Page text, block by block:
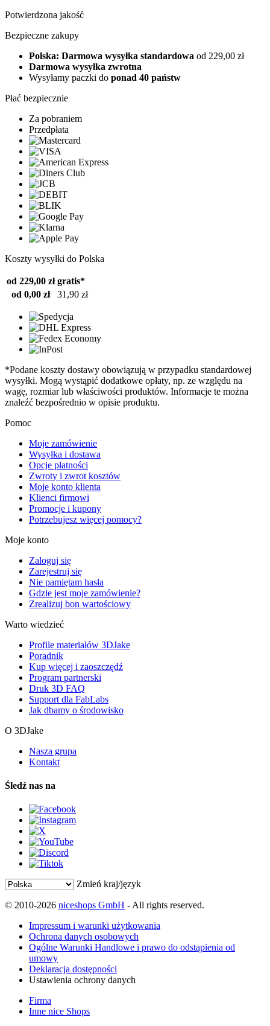
Potwierdzona jakość
Bezpieczne zakupy
Polska: Darmowa wysyłka standardowa od 229,00 zł
Darmowa wysyłka zwrotna
Wysyłamy paczki do ponad 40 państw
Płać bezpiecznie
Za pobraniem
Przedpłata
Koszty wysyłki do Polska
od 229,00 zł gratis*
od 0,00 zł
31,90 zł
*Podane koszty dostawy obowiązują w przypadku standardowej
wysyłki. Mogą wystąpić dodatkowe opłaty, np. ze względu na
wagę, rozmiar lub właściwości produktów. Informacje te można
znaleźć bezpośrednio w opisie produktu.
Pomoc
Moje zamówienie
Wysyłka i dostawa
Opcje płatności
Zwroty i zwrot kosztów
Moje konto klienta
Klienci firmowi
Promocje i kupony
Potrzebujesz więcej pomocy?
Moje konto
Zaloguj się
Zarejestruj się
Nie pamiętam hasła
Gdzie jest moje zamówienie?
Zrealizuj bon wartościowy
Warto wiedzieć
Profile materiałów 3DJake
Poradnik
Kup więcej i zaoszczędź
Program partnerski
Druk 3D FAQ
Support dla FabLabs
Jak dbamy o środowisko
O 3DJake
Nasza grupa
Kontakt
Śledź nas na
Zmień kraj/język
© 2010-2026 niceshops GmbH - All rights reserved.
Impressum i warunki użytkowania
Ochrona danych osobowych
Ogólne Warunki Handlowe i prawo do odstąpienia od
umowy
Deklaracja dostępności
Ustawienia ochrony danych
Firma
Inne nice Shops